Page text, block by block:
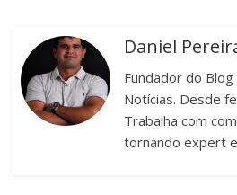
Daniel
Fundador do
Notícias. Desde
Trabalha com
tornando expert